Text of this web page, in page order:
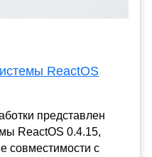
ReactOS
представлен
ReactOS 0.4.15,
совместимости с